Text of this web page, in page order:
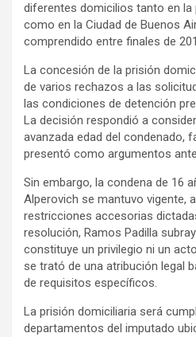
diferentes domicilios tanto en la
como en la Ciudad de Buenos
comprendido entre finales de
La concesión de la prisión
de varios rechazos a las
las condiciones de detención
La decisión respondió a
avanzada edad del condenado,
presentó como argumentos
Sin embargo, la condena de 16
Alperovich se mantuvo vigente,
restricciones accesorias
resolución, Ramos Padilla
constituye un privilegio ni un
se trató de una atribución legal
de requisitos específicos.
La prisión domiciliaria será
departamentos del imputado